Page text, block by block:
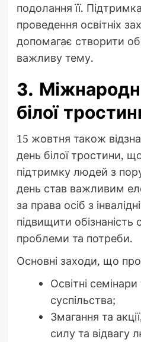
подолання її.
проведення освітніх
допомагає створити
важливу тему.
3.
білої
15 жовтня також
день білої тростини,
підтримку людей з
день став важливим
за права осіб з
підвищити обізнаність
проблеми та потреби.
Основні заходи, що
Освітні
суспільства;
Змагання та
силу та відвагу